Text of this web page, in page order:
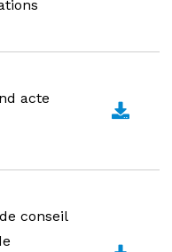
acte
conseil